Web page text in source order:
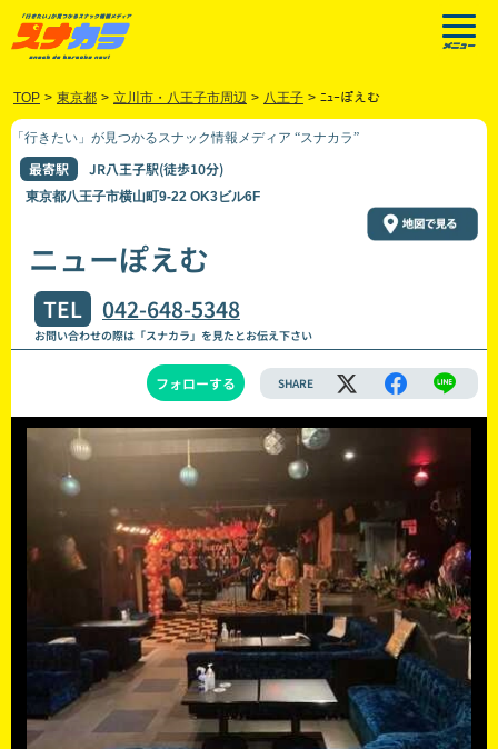
TOP > 東京都 > 立川市・八王子市周辺 > 八王子 > ﾆｭｰぽえむ
「行きたい」が見つかるスナック情報メディア “スナカラ”
最寄駅 JR八王子駅(徒歩10分)
東京都八王子市横山町9-22 OK3ビル6F
ニューぽえむ
TEL 042-648-5348
お問い合わせの際は「スナカラ」を見たとお伝え下さい
フォローする SHARE